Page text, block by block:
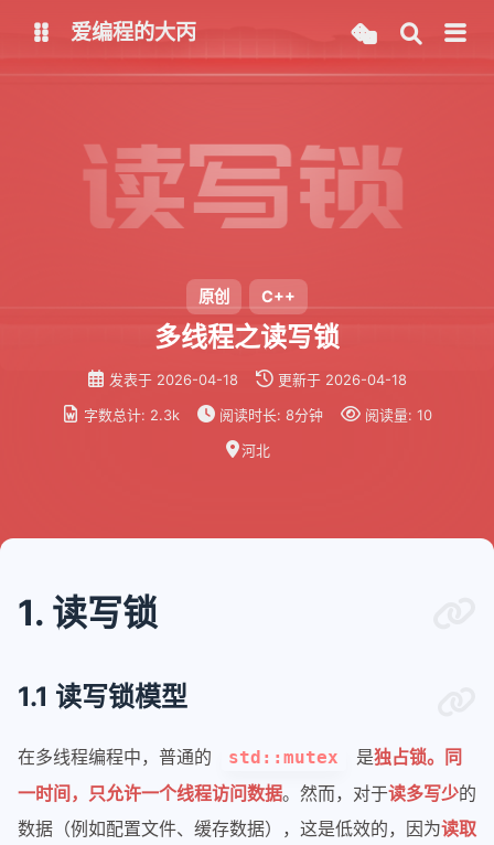
大丙课堂 微信公众号
QQ交流群 微信
码云
俞静公遇灶神记
心经
爱编程的大丙
原创 C++
多线程之读写锁
发表于 2026-04-18 更新于 2026-04-18
字数总计: 2.3k 阅读时长: 8分钟 阅读量: 10
河北
1. 读写锁
1.1 读写锁模型
在多线程编程中，普通的 std::mutex 是独占锁。同
一时间，只允许一个线程访问数据。然而，对于读多写少的
数据（例如配置文件、缓存数据），这是低效的，因为读取